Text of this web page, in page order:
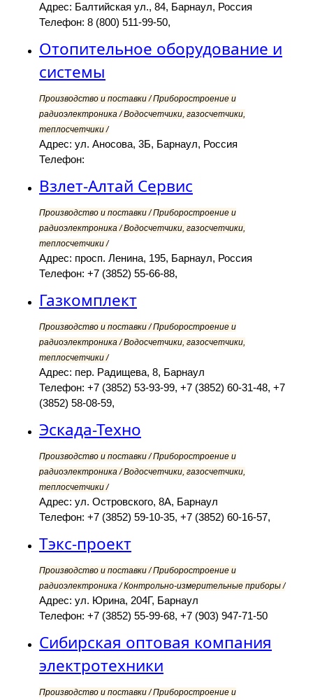
Адрес: Балтийская ул., 84, Барнаул, Россия
Телефон: 8 (800) 511-99-50,
Отопительное оборудование и
системы
Производство и поставки / Приборостроение и
радиоэлектроника / Водосчетчики, газосчетчики,
теплосчетчики /
Адрес: ул. Аносова, 3Б, Барнаул, Россия
Телефон:
Взлет-Алтай Сервис
Производство и поставки / Приборостроение и
радиоэлектроника / Водосчетчики, газосчетчики,
теплосчетчики /
Адрес: просп. Ленина, 195, Барнаул, Россия
Телефон: +7 (3852) 55-66-88,
Газкомплект
Производство и поставки / Приборостроение и
радиоэлектроника / Водосчетчики, газосчетчики,
теплосчетчики /
Адрес: пер. Радищева, 8, Барнаул
Телефон: +7 (3852) 53-93-99, +7 (3852) 60-31-48, +7
(3852) 58-08-59,
Эскада-Техно
Производство и поставки / Приборостроение и
радиоэлектроника / Водосчетчики, газосчетчики,
теплосчетчики /
Адрес: ул. Островского, 8А, Барнаул
Телефон: +7 (3852) 59-10-35, +7 (3852) 60-16-57,
Тэкс-проект
Производство и поставки / Приборостроение и
радиоэлектроника / Контрольно-измерительные приборы /
Адрес: ул. Юрина, 204Г, Барнаул
Телефон: +7 (3852) 55-99-68, +7 (903) 947-71-50
Сибирская оптовая компания
электротехники
Производство и поставки / Приборостроение и